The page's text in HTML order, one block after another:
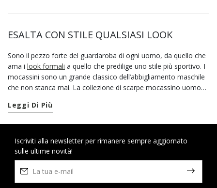
ESALTA CON STILE QUALSIASI LOOK
Sono il pezzo forte del guardaroba di ogni uomo, da quello che
ama i look formali a quello che predilige uno stile più sportivo. I
mocassini sono un grande classico dell’abbigliamento maschile
che non stanca mai. La collezione di scarpe mocassino uomo
traspirante, che puoi sfoggiare in qualsiasi periodo dell’anno.
che trovi su geox.com possono aiutarti a completare qualsiasi
tuo outfit. In autunno, quando le scarpe estive non sono più
adatte, ma è ancora troppo caldo per tirare fuori dall’armadio
quelle prettamente invernali, regalati un paio di mocassini in
pelle. Di giorno, se non piove, non sottovalutare il potenziale dei
Leggi Di Più
Iscriviti alla newsletter per rimanere sempre aggiornato
sulle ultime novità!